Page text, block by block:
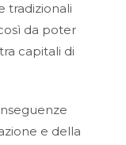
tradizionali
da poter
capitali di
e della